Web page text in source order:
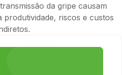
da gripe causam
produtividade, riscos e custos